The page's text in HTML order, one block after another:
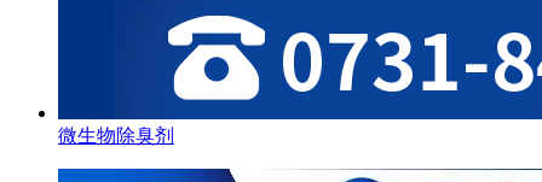
微生物除臭剂